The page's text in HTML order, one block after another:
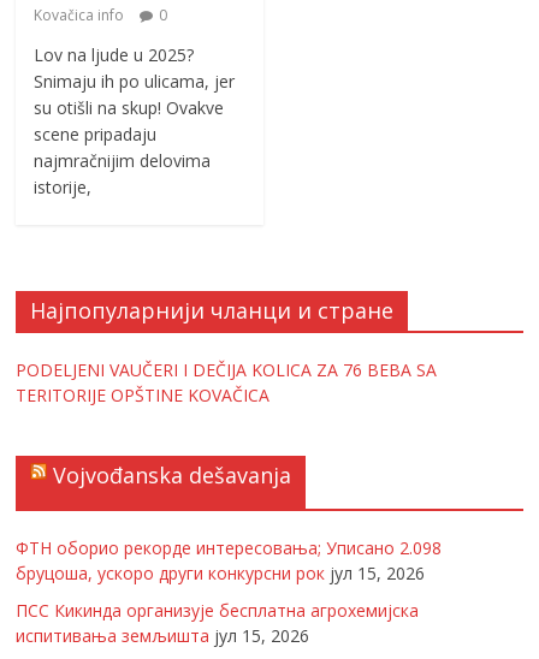
Kovačica info
0
Lov na ljude u 2025?
Snimaju ih po ulicama, jer
su otišli na skup! Ovakve
scene pripadaju
najmračnijim delovima
istorije,
Најпопуларнији чланци и стране
PODELJENI VAUČERI I DEČIJA KOLICA ZA 76 BEBA SA
TERITORIJE OPŠTINE KOVAČICA
Vojvođanska dešavanja
ФТН оборио рекорде интересовања; Уписано 2.098
бруцоша, ускоро други конкурсни рок јул 15, 2026
ПСС Кикинда организује бесплатна агрохемијска
испитивања земљишта јул 15, 2026